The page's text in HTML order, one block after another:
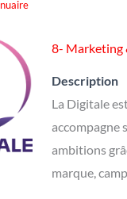
8- Marketing
Description
La Digitale
accompagne
ambitions
marque,